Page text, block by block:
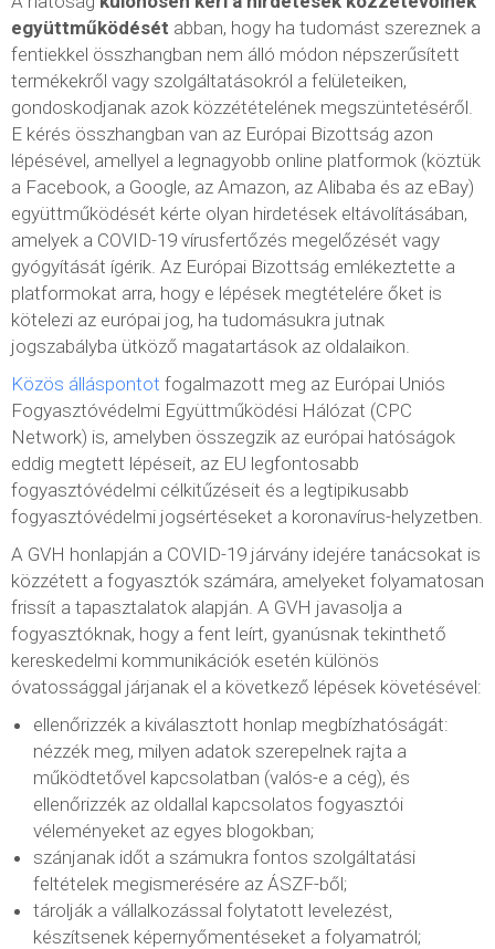
együttműködését abban, hogy ha tudomást szereznek a
fentiekkel összhangban nem álló módon népszerűsített
termékekről vagy szolgáltatásokról a felületeiken,
gondoskodjanak azok közzétételének megszüntetéséről.
E kérés összhangban van az Európai Bizottság azon
lépésével, amellyel a legnagyobb online platformok (köztük
a Facebook, a Google, az Amazon, az Alibaba és az eBay)
együttműködését kérte olyan hirdetések eltávolításában,
amelyek a COVID-19 vírusfertőzés megelőzését vagy
gyógyítását ígérik. Az Európai Bizottság emlékeztette a
platformokat arra, hogy e lépések megtételére őket is
kötelezi az európai jog, ha tudomásukra jutnak
jogszabályba ütköző magatartások az oldalaikon.
Közös álláspontot fogalmazott meg az Európai Uniós
Fogyasztóvédelmi Együttműködési Hálózat (CPC
Network) is, amelyben összegzik az európai hatóságok
eddig megtett lépéseit, az EU legfontosabb
fogyasztóvédelmi célkitűzéseit és a legtipikusabb
fogyasztóvédelmi jogsértéseket a koronavírus-helyzetben.
A GVH honlapján a COVID-19 járvány idejére tanácsokat is
közzétett a fogyasztók számára, amelyeket folyamatosan
frissít a tapasztalatok alapján. A GVH javasolja a
fogyasztóknak, hogy a fent leírt, gyanúsnak tekinthető
kereskedelmi kommunikációk esetén különös
óvatossággal járjanak el a következő lépések követésével:
ellenőrizzék a kiválasztott honlap megbízhatóságát:
nézzék meg, milyen adatok szerepelnek rajta a
működtetővel kapcsolatban (valós-e a cég), és
ellenőrizzék az oldallal kapcsolatos fogyasztói
véleményeket az egyes blogokban;
szánjanak időt a számukra fontos szolgáltatási
feltételek megismerésére az ÁSZF-ből;
tárolják a vállalkozással folytatott levelezést,
készítsenek képernyőmentéseket a folyamatról;